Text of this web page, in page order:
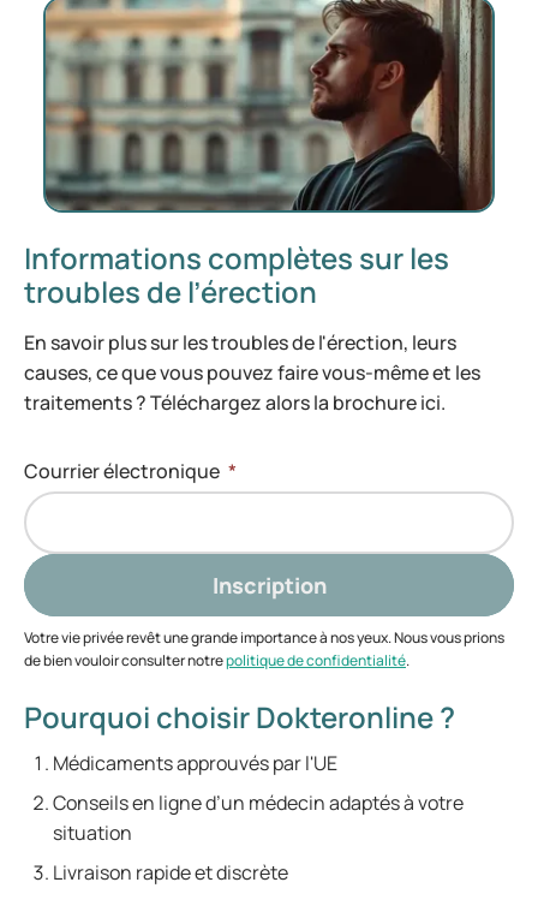
Informations complètes sur les
troubles de l’érection
En savoir plus sur les troubles de l'érection, leurs
causes, ce que vous pouvez faire vous-même et les
traitements ? Téléchargez alors la brochure ici.
Courrier électronique *
Inscription
Votre vie privée revêt une grande importance à nos yeux. Nous vous prions
de bien vouloir consulter notrepolitique de confidentialité.
Pourquoi choisir Dokteronline ?
Médicaments approuvés par l'UE
Conseils en ligne d’un médecin adaptés à votre
situation
Livraison rapide et discrète